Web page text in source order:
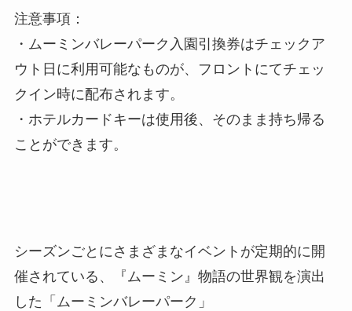
注意事項：
・ムーミンバレーパーク入園引換券はチェックア
ウト日に利用可能なものが、フロントにてチェッ
クイン時に配布されます。
・ホテルカードキーは使用後、そのまま持ち帰る
ことができます。
シーズンごとにさまざまなイベントが定期的に開
催されている、『ムーミン』物語の世界観を演出
した「ムーミンバレーパーク」